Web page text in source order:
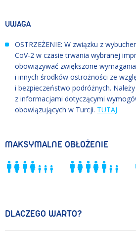
UWAGA
OSTRZEŻENIE: W związku z
CoV-2 w czasie trwania wybranej
obowiązywać zwiększone
i innych środków ostrożności ze
i bezpieczeństwo podróżnych.
z informacjami dotyczącymi
obowiązujących w Turcji. TUTAJ
MAKSYMALNE OBŁOŻENIE
DLACZEGO WARTO?